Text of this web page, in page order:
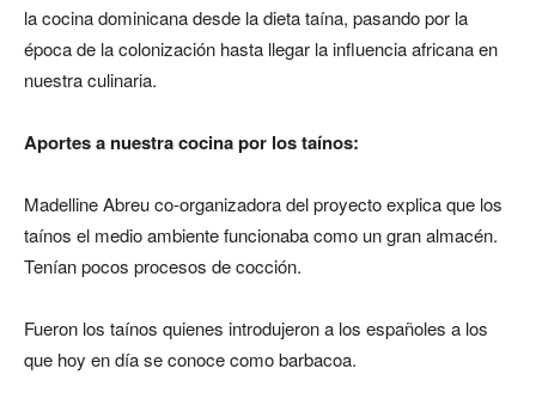
la cocina dominicana desde la dieta taína, pasando por la
época de la colonización hasta llegar la influencia africana en
nuestra culinaria.
Aportes a nuestra cocina por lostaínos:
Madelline Abreu co-organizadora del proyecto explica que los
taínos el medio ambiente funcionaba como un gran almacén.
Tenían pocos procesos de cocción.
Fueron los taínos quienes introdujeron a los españoles a los
que hoy en día se conoce como barbacoa.